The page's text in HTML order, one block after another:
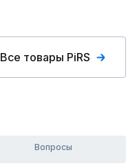
Все товары PiRS
Вопросы